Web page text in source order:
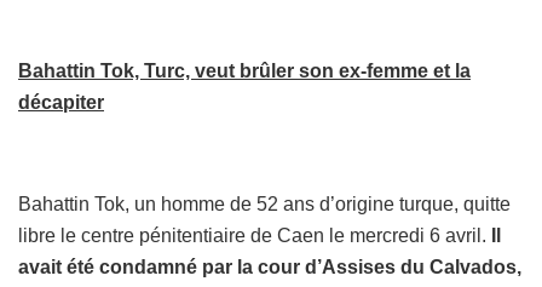
Bahattin Tok, Turc, veut brûler son ex-femme et la
décapiter
Bahattin Tok, un homme de 52 ans d’origine turque, quitte
libre le centre pénitentiaire de Caen le mercredi 6 avril.
avait été condamné par la cour d’Assises du Calvados,